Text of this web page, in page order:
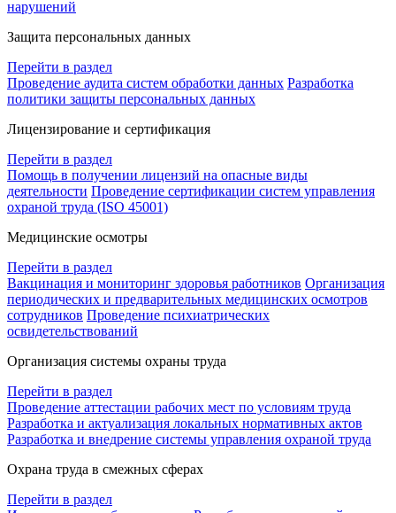
нарушений
Защита персональных данных
Перейти в раздел
Проведение аудита систем обработки данных Разработка
политики защиты персональных данных
Лицензирование и сертификация
Перейти в раздел
Помощь в получении лицензий на опасные виды
деятельности Проведение сертификации систем управления
охраной труда (ISO 45001)
Медицинские осмотры
Перейти в раздел
Вакцинация и мониторинг здоровья работников Организация
периодических и предварительных медицинских осмотров
сотрудников Проведение психиатрических
освидетельствований
Организация системы охраны труда
Перейти в раздел
Проведение аттестации рабочих мест по условиям труда
Разработка и актуализация локальных нормативных актов
Разработка и внедрение системы управления охраной труда
Охрана труда в смежных сферах
Перейти в раздел